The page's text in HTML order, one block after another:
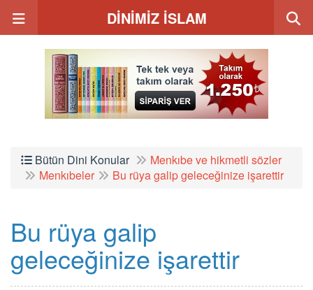
DİNİMİZ İSLAM
Bütün Dini Konular
Menkıbe ve hikmetli sözler
Menkıbeler
Bu rüya galip geleceğinize işarettir
Bu rüya galip
geleceğinize işarettir